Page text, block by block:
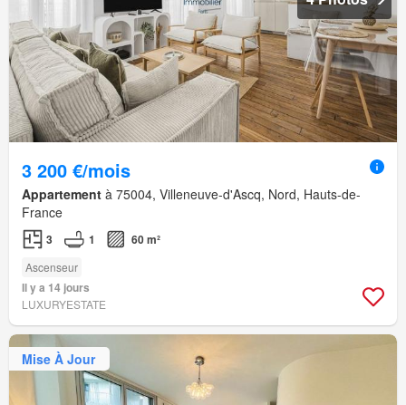
3 200 €/mois
Appartement à 75004, Villeneuve-d'Ascq, Nord, Hauts-de-
France
3 1 60 m²
Ascenseur
Il y a 14 jours
LUXURYESTATE
Mise À Jour